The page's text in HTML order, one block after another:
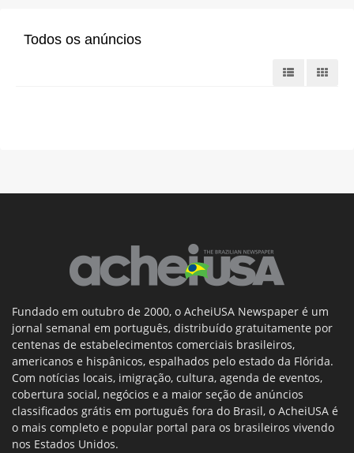
Todos os anúncios
Fundado em outubro de 2000, o AcheiUSA Newspaper é um
jornal semanal em português, distribuído gratuitamente por
centenas de estabelecimentos comerciais brasileiros,
americanos e hispânicos, espalhados pelo estado da Flórida.
Com notícias locais, imigração, cultura, agenda de eventos,
cobertura social, negócios e a maior seção de anúncios
classificados grátis em português fora do Brasil, o AcheiUSA é
o mais completo e popular portal para os brasileiros vivendo
nos Estados Unidos.